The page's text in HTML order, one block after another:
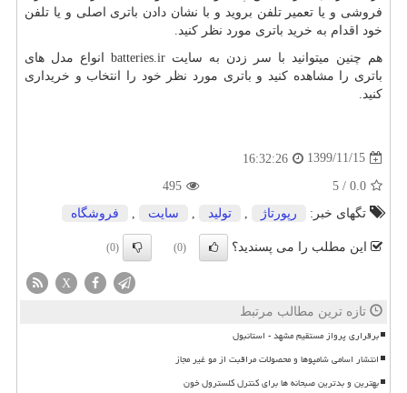
فروشی و یا تعمیر تلفن بروید و با نشان دادن باتری اصلی و یا تلفن
خود اقدام به خرید باتری مورد نظر کنید.
هم چنین میتوانید با سر زدن به سایت batteries.ir انواع مدل های
باتری را مشاهده کنید و باتری مورد نظر خود را انتخاب و خریداری
کنید.
1399/11/15
16:32:26
0.0
/
5
495
تگهای خبر:
رپورتاژ تولید سایت فروشگاه
این مطلب را می پسندید؟ (0)
(0)
X
تازه ترین مطالب مرتبط
برقراری پرواز مستقیم مشهد - استانبول
انتشار اسامی شامپوها و محصولات مراقبت از مو غیر مجاز
بهترین و بدترین صبحانه ها برای کنترل کلسترول خون